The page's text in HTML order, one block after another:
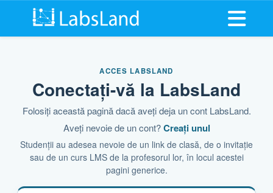
ACCES LABSLAND
Conectați-vă la LabsLand
Folosiți această pagină dacă aveți deja un cont LabsLand.
Aveți nevoie de un cont?Creați unul
Studenții au adesea nevoie de un link de clasă, de o invitație
sau de un curs LMS de la profesorul lor, în locul acestei
pagini generice.